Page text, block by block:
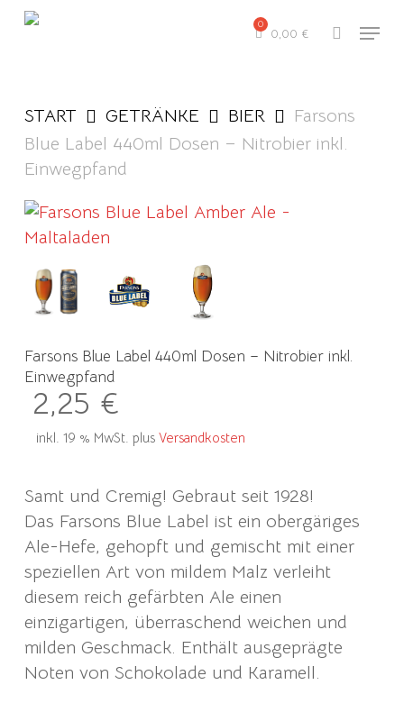
Skip
0,00 € search
Menu
START GETRÄNKE BIER
Farsons
Blue Label 440ml Dosen – Nitrobier inkl.
Einwegpfand
Farsons Blue Label 440ml Dosen – Nitrobier inkl.
Einwegpfand
2,25 €
inkl. 19 % MwSt. plus Versandkosten
Samt und Cremig! Gebraut seit 1928!
Das Farsons Blue Label ist ein obergäriges
Ale-Hefe, gehopft und gemischt mit einer
speziellen Art von mildem Malz verleiht
diesem reich gefärbten Ale einen
einzigartigen, überraschend weichen und
milden Geschmack. Enthält ausgeprägte
Noten von Schokolade und Karamell.